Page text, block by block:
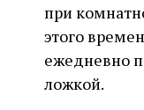
при
этого
ежедневно
ложкой.